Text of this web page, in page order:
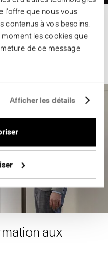
l’offre que nous vous
contenus à vos besoins.
les cookies que
de ce message
Afficher les détails
scène lumineuses doivent
sur notre expertise.
aux